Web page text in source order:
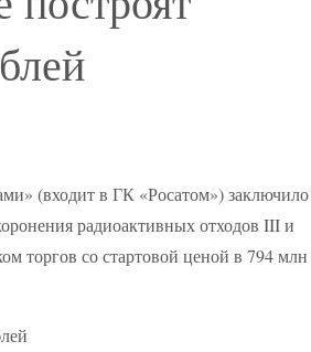
(входит в ГК «Росатом») заключило
радиоактивных отходов III и
торгов со стартовой ценой в 794 млн